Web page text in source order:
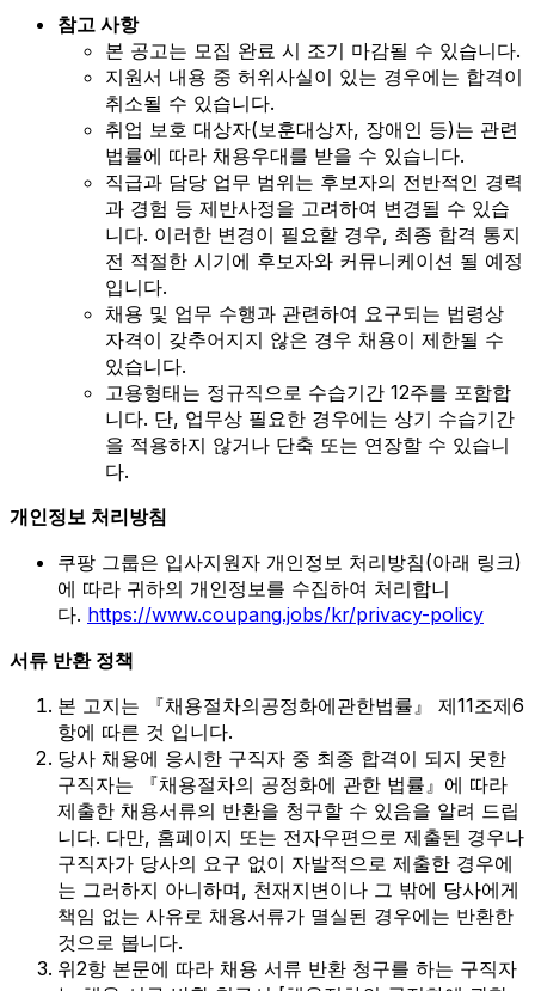
참고 사항
본 공고는 모집 완료 시 조기 마감될 수 있습니다.
지원서 내용 중 허위사실이 있는 경우에는 합격이
취소될 수 있습니다.
취업 보호 대상자(보훈대상자, 장애인 등)는 관련
법률에 따라 채용우대를 받을 수 있습니다.
직급과 담당 업무 범위는 후보자의 전반적인 경력
과 경험 등 제반사정을 고려하여 변경될 수 있습
니다. 이러한 변경이 필요할 경우, 최종 합격 통지
전 적절한 시기에 후보자와 커뮤니케이션 될 예정
입니다.
채용 및 업무 수행과 관련하여 요구되는 법령상
자격이 갖추어지지 않은 경우 채용이 제한될 수
있습니다.
고용형태는 정규직으로 수습기간 12주를 포함합
니다. 단, 업무상 필요한 경우에는 상기 수습기간
을 적용하지 않거나 단축 또는 연장할 수 있습니
다.
개인정보 처리방침
쿠팡 그룹은 입사지원자 개인정보 처리방침(아래 링크)
에 따라 귀하의 개인정보를 수집하여 처리합니
다. https://www.coupang.jobs/kr/privacy-policy
서류 반환 정책
본 고지는 『채용절차의공정화에관한법률』 제11조제6
항에 따른 것 입니다.
당사 채용에 응시한 구직자 중 최종 합격이 되지 못한
구직자는 『채용절차의 공정화에 관한 법률』에 따라
제출한 채용서류의 반환을 청구할 수 있음을 알려 드립
니다. 다만, 홈페이지 또는 전자우편으로 제출된 경우나
구직자가 당사의 요구 없이 자발적으로 제출한 경우에
는 그러하지 아니하며, 천재지변이나 그 밖에 당사에게
책임 없는 사유로 채용서류가 멸실된 경우에는 반환한
것으로 봅니다.
위2항 본문에 따라 채용 서류 반환 청구를 하는 구직자